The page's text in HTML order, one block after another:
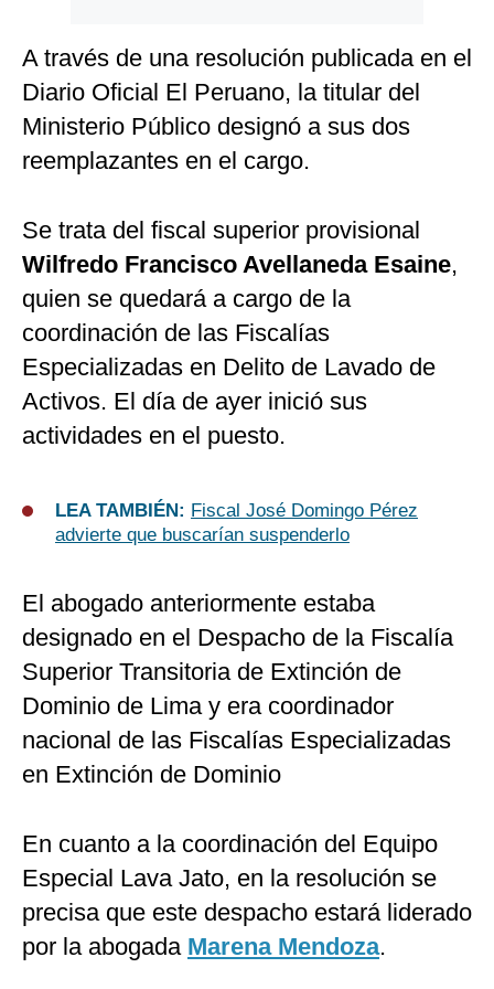
A través de una resolución publicada en el
Diario Oficial El Peruano, la titular del
Ministerio Público designó a sus dos
reemplazantes en el cargo.
Se trata del fiscal superior provisional
Wilfredo Francisco Avellaneda Esaine,
quien se quedará a cargo de la
coordinación de las Fiscalías
Especializadas en Delito de Lavado de
Activos. El día de ayer inició sus
actividades en el puesto.
LEA TAMBIÉN: Fiscal José Domingo Pérez
advierte que buscarían suspenderlo
El abogado anteriormente estaba
designado en el Despacho de la Fiscalía
Superior Transitoria de Extinción de
Dominio de Lima y era coordinador
nacional de las Fiscalías Especializadas
en Extinción de Dominio
En cuanto a la coordinación del Equipo
Especial Lava Jato, en la resolución se
precisa que este despacho estará liderado
por la abogada Marena Mendoza.